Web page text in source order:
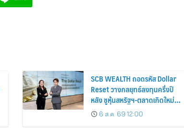
SCB WEALTH ถอดรหัส Dollar
Reset วางกลยุทธ์ลงทุนครึ่งปี
หลัง ชูหุ้นสหรัฐฯ-ตลาดเกิดใหม่
ผนวกบอนด์ระยะสั้น-กลางเสริม
พอร์ตแกร่ง
6 ส.ค. 69 12:00